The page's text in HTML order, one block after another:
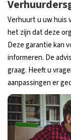
Verhuurt u uw huis
het zijn dat deze
Deze garantie kan
informeren. De
graag. Heeft u
aanpassingen er